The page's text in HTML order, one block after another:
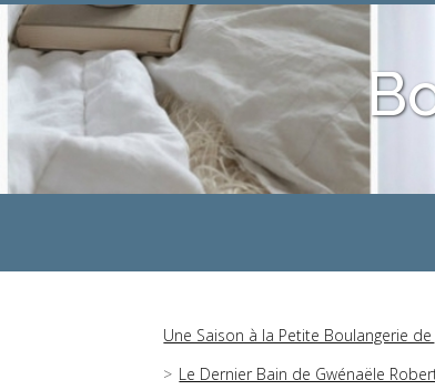
Une Saison à la Petite Boulangerie de
Le Dernier Bain de Gwénaële